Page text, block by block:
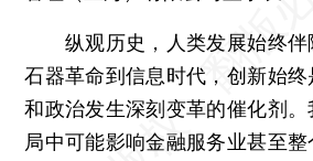
纵观历史，人类发展始终伴
石器革命到信息时代，创新始
和政治发生深刻变革的催化剂
局中可能影响金融服务业甚至